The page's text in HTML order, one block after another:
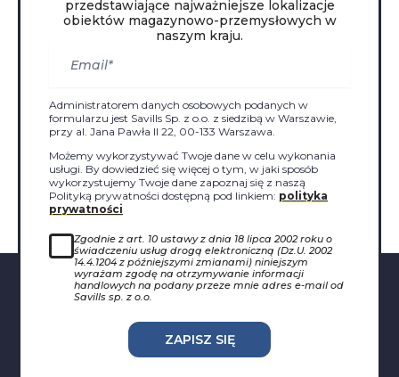
przedstawiające najważniejsze lokalizacje
obiektów magazynowo-przemysłowych w
naszym kraju.
Administratorem danych osobowych podanych w
formularzu jest Savills Sp. z o.o. z siedzibą w Warszawie,
przy al. Jana Pawła II 22, 00-133 Warszawa.
Możemy wykorzystywać Twoje dane w celu wykonania
usługi. By dowiedzieć się więcej o tym, w jaki sposób
wykorzystujemy Twoje dane zapoznaj się z naszą
Polityką prywatności dostępną pod linkiem: polityka
prywatności
Zgodnie z art. 10 ustawy z dnia 18 lipca 2002 roku o
świadczeniu usług drogą elektroniczną (Dz.U. 2002
14.4.1204 z późniejszymi zmianami) niniejszym
wyrażam zgodę na otrzymywanie informacji
handlowych na podany przeze mnie adres e-mail od
Savills sp. z o.o.
ZAPISZ SIĘ